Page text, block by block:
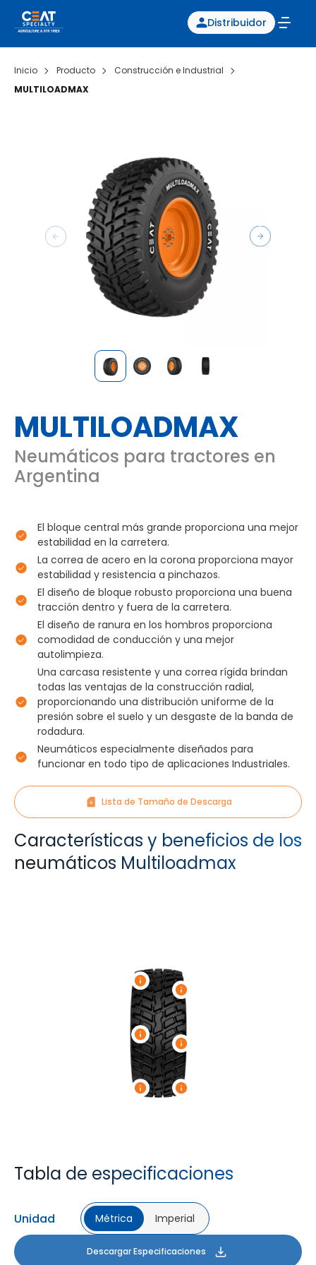
Distribuidor
Inicio Producto
Construcción e Industrial
MULTILOADMAX
MULTILOADMAX
Neumáticos para tractores en
Argentina
El bloque central más grande proporciona una mejor
estabilidad en la carretera.
La correa de acero en la corona proporciona mayor
estabilidad y resistencia a pinchazos.
El diseño de bloque robusto proporciona una buena
tracción dentro y fuera de la carretera.
El diseño de ranura en los hombros proporciona
comodidad de conducción y una mejor
autolimpieza.
Una carcasa resistente y una correa rígida brindan
todas las ventajas de la construcción radial,
proporcionando una distribución uniforme de la
presión sobre el suelo y un desgaste de la banda de
rodadura.
Neumáticos especialmente diseñados para
funcionar en todo tipo de aplicaciones Industriales.
Lista de Tamaño de Descarga
Características y beneficios de los
neumáticos Multiloadmax
Tabla de especificaciones
Unidad Métrica Imperial
Descargar Especificaciones